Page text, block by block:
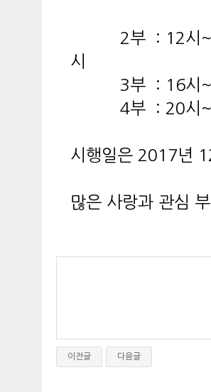
2부 : 12시~15
시
3부 : 16시~19
4부 : 20시~23
시행일은 2017년
많은 사랑과 관심
이전글 다음글